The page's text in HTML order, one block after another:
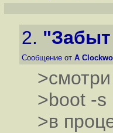
2.
Сообщение от A
>boot -s
>в